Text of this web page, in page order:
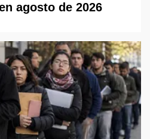
agosto de 2026